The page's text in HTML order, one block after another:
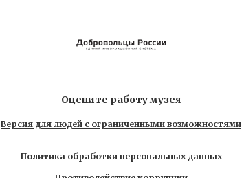
Оцените работу музея
Версия для людей с ограниченными возможностями
Политика обработки персональных данных